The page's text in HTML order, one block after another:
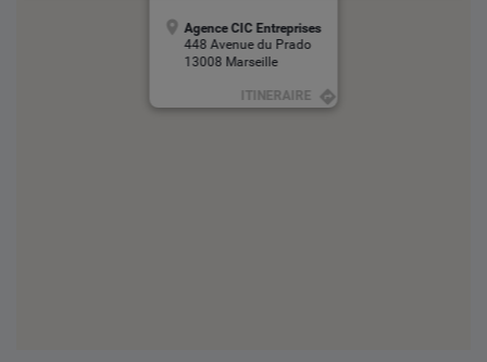
Agence CIC Entreprises
448 Avenue du Prado
13008 Marseille
ITINERAIRE